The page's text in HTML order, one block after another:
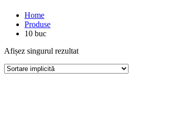
Home
Produse
10 buc
Afișez singurul rezultat